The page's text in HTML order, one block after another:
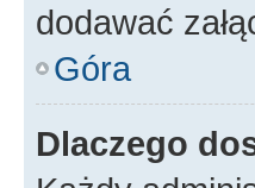
dodawać
Góra
Dlaczego